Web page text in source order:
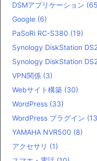
DSMアプリケーション
Google (6)
PaSoRi RC-S380 (19)
Synology DiskStation
Synology DiskStation
VPN関係 (3)
Webサイト構築 (30)
WordPress (33)
WordPress プラグイン
YAMAHA NVR500 (8)
アクセサリ (1)